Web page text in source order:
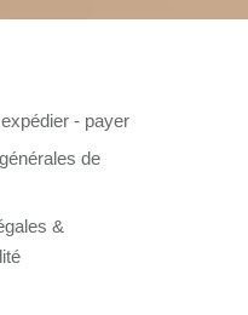
- payer
de
&